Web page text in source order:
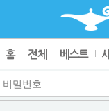
홈 전체 베스트